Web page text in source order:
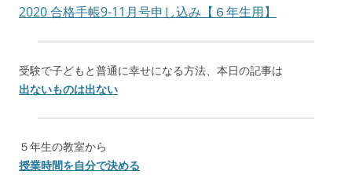
2020 合格手帳9-11月号申し込み【６年生用】
受験で子どもと普通に幸せになる方法、本日の記事は
出ないものは出ない
５年生の教室から
授業時間を自分で決める